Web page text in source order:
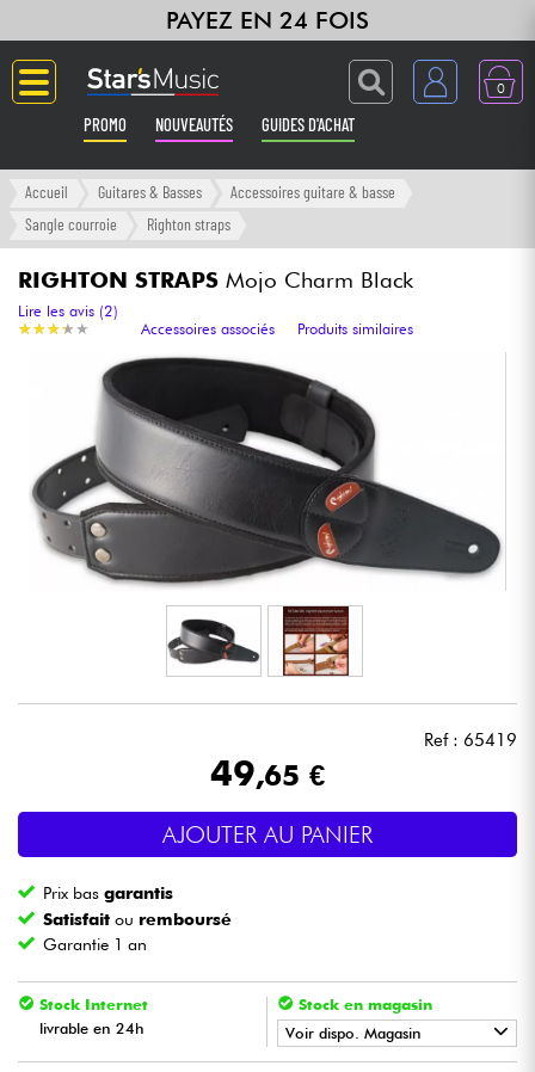
PAYEZ EN 24 FOIS
0
PROMO NOUVEAUTÉS GUIDES D'ACHAT
Langue
Amplis & Effets
Claviers & Pianos
Synthés & Sampleurs
Home Studio
Casques
Micros & HF
Eclairage
Vents
Violons & Quatuor
Eveil Musical
Accueil Guitares & Basses
Accessoires guitare & basse
Sangle courroie
Righton straps
RIGHTON STRAPS Mojo Charm Black
★★★★ ★
★★★★ ★
Lire les avis (2)
Accessoires associés
Produits similaires
Ref : 65419
49,65 €
AJOUTER AU PANIER
Prix basgarantis
Satisfait ou remboursé
Garantie 1 an
Stock Internet
livrable en 24h
Stock en magasin
Voir dispo. Magasin